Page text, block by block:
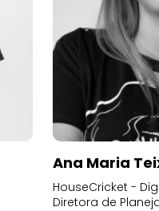
Ana Maria
HouseCricket -
Diretora de